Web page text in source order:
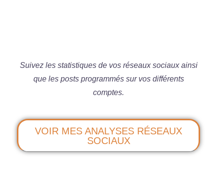
Suivez les statistiques de vos réseaux sociaux ainsi
que les posts programmés sur vos différents
comptes.
VOIR MES ANALYSES RÉSEAUX
SOCIAUX